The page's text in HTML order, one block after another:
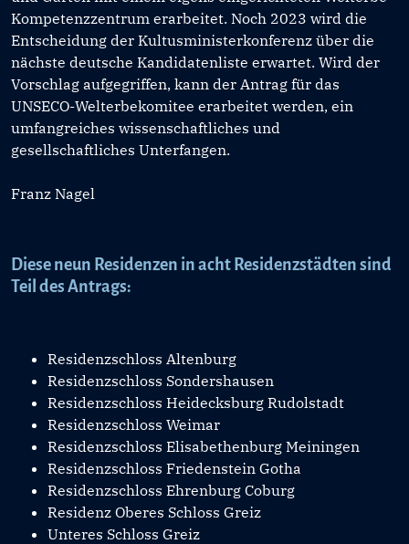
Kompetenzzentrum erarbeitet. Noch 2023 wird die
Entscheidung der Kultusministerkonferenz über die
nächste deutsche Kandidatenliste erwartet. Wird der
Vorschlag aufgegriffen, kann der Antrag für das
UNSECO-Welterbekomitee erarbeitet werden, ein
umfangreiches wissenschaftliches und
gesellschaftliches Unterfangen.
Franz Nagel
Diese neun Residenzen in acht Residenzstädten sind
Teil des Antrags:
Residenzschloss Altenburg
Residenzschloss Sondershausen
Residenzschloss Heidecksburg Rudolstadt
Residenzschloss Weimar
Residenzschloss Elisabethenburg Meiningen
Residenzschloss Friedenstein Gotha
Residenzschloss Ehrenburg Coburg
Residenz Oberes Schloss Greiz
Unteres Schloss Greiz